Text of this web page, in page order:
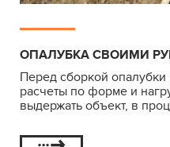
ОПАЛУБКА СВОИМИ
Перед сборкой
расчеты по форме и
выдержать объект, в